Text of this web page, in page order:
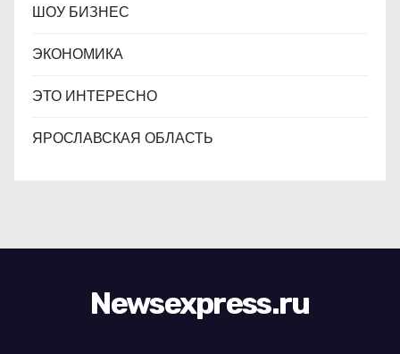
ШОУ БИЗНЕС
ЭКОНОМИКА
ЭТО ИНТЕРЕСНО
ЯРОСЛАВСКАЯ ОБЛАСТЬ
Newsexpress.ru